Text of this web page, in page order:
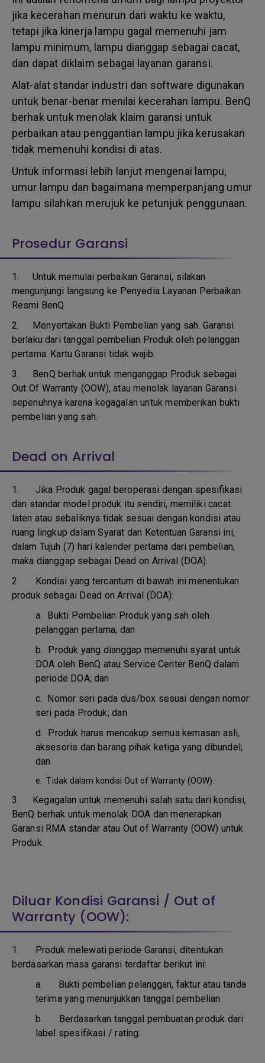
jika kecerahan menurun dari waktu ke waktu,
tetapi jika kinerja lampu gagal memenuhi jam
lampu minimum, lampu dianggap sebagai cacat,
dan dapat diklaim sebagai layanan garansi.
Alat-alat standar industri dan software digunakan
untuk benar-benar menilai kecerahan lampu. BenQ
berhak untuk menolak klaim garansi untuk
perbaikan atau penggantian lampu jika kerusakan
tidak memenuhi kondisi di atas.
Untuk informasi lebih lanjut mengenai lampu,
umur lampu dan bagaimana memperpanjang umur
lampu silahkan merujuk ke petunjuk penggunaan.
Prosedur Garansi
1.Untuk memulai perbaikan Garansi, silakan
mengunjungi langsung ke Penyedia Layanan Perbaikan
Resmi BenQ
2. Menyertakan Bukti Pembelian yang sah. Garansi
berlaku dari tanggal pembelian Produk oleh pelanggan
pertama. Kartu Garansi tidak wajib.
3. BenQ berhak untuk menganggap Produk sebagai
Out Of Warranty (OOW), atau menolak layanan Garansi
sepenuhnya karena kegagalan untuk memberikan bukti
pembelian yang sah.
Dead on Arrival
1. Jika Produk gagal beroperasi dengan spesifikasi
dan standar model produk itu sendiri, memiliki cacat
laten atau sebaliknya tidak sesuai dengan kondisi atau
ruang lingkup dalam Syarat dan Ketentuan Garansi ini,
dalam Tujuh (7) hari kalender pertama dari pembelian,
maka dianggap sebagai Dead on Arrival (DOA).
2. Kondisi yang tercantum di bawah ini menentukan
produk sebagai Dead on Arrival (DOA):
a. Bukti Pembelian Produk yang sah oleh
pelanggan pertama; dan
b. Produk yang dianggap memenuhi syarat untuk
DOA oleh BenQ atau Service Center BenQ dalam
periode DOA; dan
c. Nomor seri pada dus/box sesuai dengan nomor
seri pada Produk; dan
d. Produk harus mencakup semua kemasan asli,
aksesoris dan barang pihak ketiga yang dibundel;
dan
e.Tidak dalam kondisi Out of Warranty (OOW).
3. Kegagalan untuk memenuhi salah satu dari kondisi,
BenQ berhak untuk menolak DOA dan menerapkan
Garansi RMA standar atau Out of Warranty (OOW) untuk
Produk.
Diluar Kondisi Garansi / Out of
Warranty (OOW):
1. Produk melewati periode Garansi, ditentukan
berdasarkan masa garansi terdaftar berikut ini:
a. Bukti pembelian pelanggan, faktur atau tanda
terima yang menunjukkan tanggal pembelian.
b. Berdasarkan tanggal pembuatan produk dari
label spesifikasi / rating.